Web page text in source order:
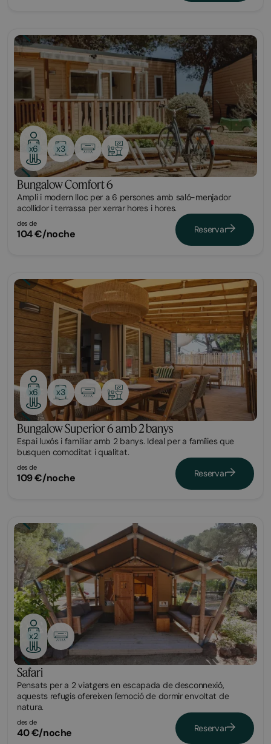
Bungalow
x6 x3
Bungalow Comfort 6
Ampli i modern lloc per a 6 persones amb saló-menjador
acollidor i terrassa per xerrar hores i hores.
des de
104 €/noche Reservar
Bungalow
x6 x3
Bungalow Superior 6 amb 2 banys
Espai luxós i familiar amb 2 banys. Ideal per a famílies que
busquen comoditat i qualitat.
des de
109 €/noche Reservar
Glamping
x2
Safari
Pensats per a 2 viatgers en escapada de desconnexió,
aquests refugis ofereixen l'emoció de dormir envoltat de
natura.
des de
40 €/noche Reservar